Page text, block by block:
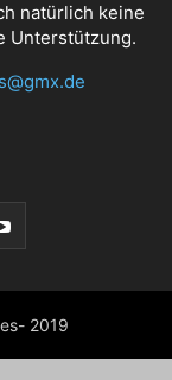
natürlich keine
Unterstützung.
2019